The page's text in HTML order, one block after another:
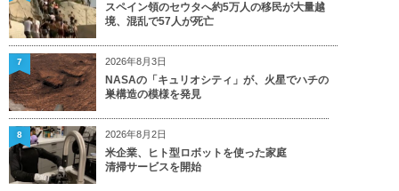
スペイン領のセウタへ約5万人の移民が大量越
境、混乱で57人が死亡
2026年8月3日
NASAの「キュリオシティ」が、火星でハチの
巣構造の模様を発見
7
2026年8月2日
米企業、ヒト型ロボットを使った家庭
清掃サービスを開始
8